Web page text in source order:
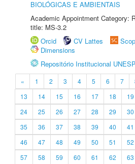
BIOLÓGICAS E AMBIENTAIS
Academic Appointment Category:
title: MS-3.2
Orcid
CV Lattes
Dimensions
Repositório Institucional UNESP
« 1 2 3 4 5 6 7
13
14 15 16 17 18 19
24
25 26 27 28 29 30
35
36 37 38 39 40 41
46
47 48 49 50 51 52
57
58 59 60 61 62 63